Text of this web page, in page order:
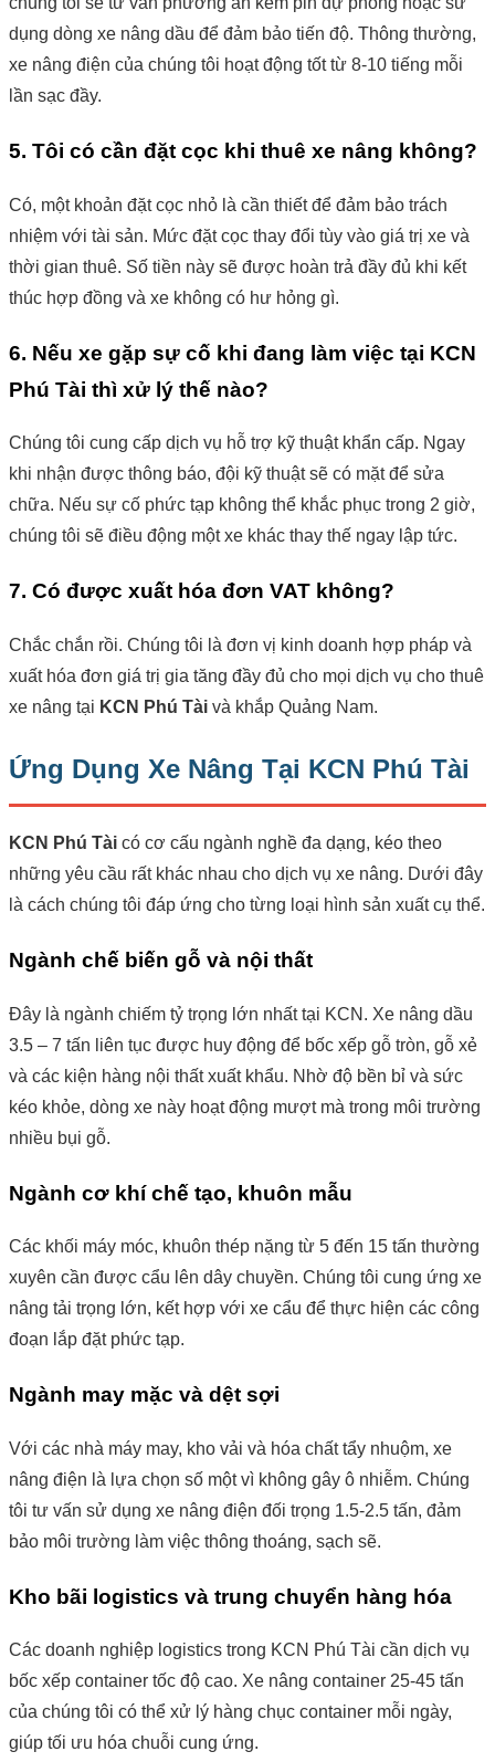
dụng dòng xe nâng dầu để đảm bảo tiến độ. Thông thường,
xe nâng điện của chúng tôi hoạt động tốt từ 8-10 tiếng mỗi
lần sạc đầy.
5. Tôi có cần đặt cọc khi thuê xe nâng không?
Có, một khoản đặt cọc nhỏ là cần thiết để đảm bảo trách
nhiệm với tài sản. Mức đặt cọc thay đổi tùy vào giá trị xe và
thời gian thuê. Số tiền này sẽ được hoàn trả đầy đủ khi kết
thúc hợp đồng và xe không có hư hỏng gì.
6. Nếu xe gặp sự cố khi đang làm việc tại KCN
Phú Tài thì xử lý thế nào?
Chúng tôi cung cấp dịch vụ hỗ trợ kỹ thuật khẩn cấp. Ngay
khi nhận được thông báo, đội kỹ thuật sẽ có mặt để sửa
chữa. Nếu sự cố phức tạp không thể khắc phục trong 2 giờ,
chúng tôi sẽ điều động một xe khác thay thế ngay lập tức.
7. Có được xuất hóa đơn VAT không?
Chắc chắn rồi. Chúng tôi là đơn vị kinh doanh hợp pháp và
xuất hóa đơn giá trị gia tăng đầy đủ cho mọi dịch vụ cho thuê
xe nâng tại KCN Phú Tài và khắp Quảng Nam.
Ứng Dụng Xe Nâng Tại KCN Phú Tài
KCN Phú Tài có cơ cấu ngành nghề đa dạng, kéo theo
những yêu cầu rất khác nhau cho dịch vụ xe nâng. Dưới đây
là cách chúng tôi đáp ứng cho từng loại hình sản xuất cụ thể.
Ngành chế biến gỗ và nội thất
Đây là ngành chiếm tỷ trọng lớn nhất tại KCN. Xe nâng dầu
3.5 – 7 tấn liên tục được huy động để bốc xếp gỗ tròn, gỗ xẻ
và các kiện hàng nội thất xuất khẩu. Nhờ độ bền bỉ và sức
kéo khỏe, dòng xe này hoạt động mượt mà trong môi trường
nhiều bụi gỗ.
Ngành cơ khí chế tạo, khuôn mẫu
Các khối máy móc, khuôn thép nặng từ 5 đến 15 tấn thường
xuyên cần được cẩu lên dây chuyền. Chúng tôi cung ứng xe
nâng tải trọng lớn, kết hợp với xe cẩu để thực hiện các công
đoạn lắp đặt phức tạp.
Ngành may mặc và dệt sợi
Với các nhà máy may, kho vải và hóa chất tẩy nhuộm, xe
nâng điện là lựa chọn số một vì không gây ô nhiễm. Chúng
tôi tư vấn sử dụng xe nâng điện đối trọng 1.5-2.5 tấn, đảm
bảo môi trường làm việc thông thoáng, sạch sẽ.
Kho bãi logistics và trung chuyển hàng hóa
Các doanh nghiệp logistics trong KCN Phú Tài cần dịch vụ
bốc xếp container tốc độ cao. Xe nâng container 25-45 tấn
của chúng tôi có thể xử lý hàng chục container mỗi ngày,
giúp tối ưu hóa chuỗi cung ứng.